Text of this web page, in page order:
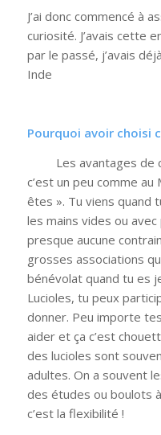
J’ai donc commencé à
curiosité. J’avais cette
par le passé, j’avais
Inde
Pourquoi avoir choisi
Les avantages de
c’est un peu comme au
êtes ». Tu viens quand
les mains vides ou avec
presque aucune
grosses associations
bénévolat quand tu es
Lucioles, tu peux
donner. Peu importe
aider et ça c’est
des lucioles sont
adultes. On a souvent
des études ou boulots
c’est la flexibilité !